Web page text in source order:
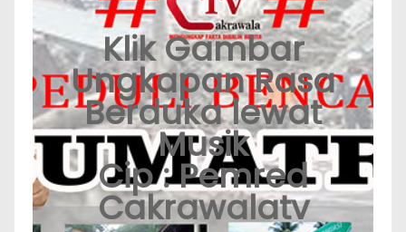
Klik Gambar
Ungkapan Rasa
Berduka lewat
Musik
Cip : Pemred
Cakrawalatv